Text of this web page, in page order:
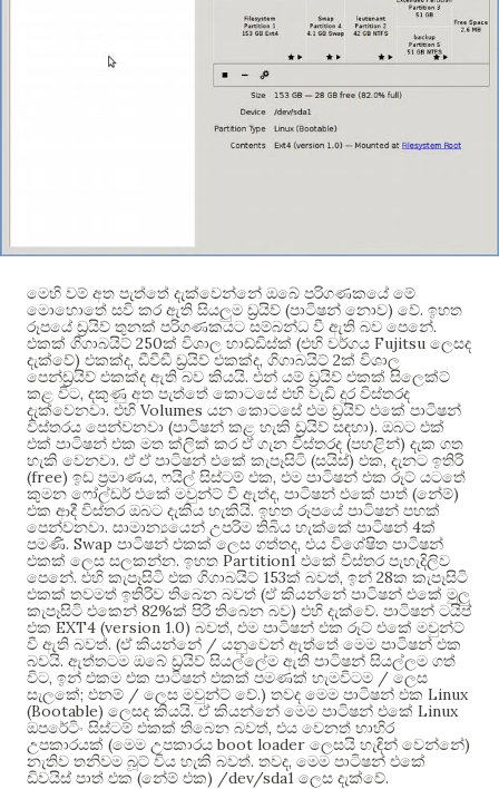
මෙහි වම් අත පැත්තේ දැක්වෙන්නේ ඔබේ පරිගණකයේ මේ
මොහොතේ සවි කර ඇති සියලුම ඩ්‍රයිව් (පාටිෂන් නොව) වේ. ඉහත
රූපයේ ඩ්‍රයිව් තුනක් පරිගණකයට සම්බන්ධ වී ඇති බව පෙනේ.
එකක් ගිගාබයිට් 250ක් විශාල හාඩ්ඩිස්ක් (එහි වර්ගය Fujitsu ලෙසද
දැක්වේ) එකක්ද, ඩීවීඩී ඩ්‍රයිව් එකක්ද, ගිගාබයිට් 2ක් විශාල
පෙන්ඩ්‍රයිව් එකක්ද ඇති බව කියයි. එන් යම් ඩ්‍රයිව් එකක් සිලෙක්ට්
කළ විට, දකුණු අත පැත්තේ කොටසේ එහි වැඩි දුර විස්තරද
දැක්වෙනවා. එහි Volumes යන කොටසේ එම ඩ්‍රයිව් එකේ පාටිෂන්
විස්තරය පෙන්වනවා (පාටිෂන් කළ හැකි ඩ්‍රයිව් සඳහා). ඔබට එක්
එක් පාටිෂන් එක මත ක්ලික් කර ඒ ගැන විස්තරද (පහළින්) දැක ගත
හැකි වෙනවා. ඒ ඒ පාටිෂන් එකේ කැපෑසිටි (සයිස්) එක, දැනට ඉතිරි
(free) ඉඩ ප්‍රමාණය, ෆයිල් සිස්ටම් එක, එම පාටිෂන් එක රූට් යටතේ
කුමන ෆෝල්ඩර් එකේ මවුන්ට් වී ඇත්ද, පාටිෂන් එකේ පාත් (නේම්)
එක ආදී විස්තර ඔබට දැකිය හැකියි. ඉහත රූපයේ පාටිෂන් පහක්
පෙන්වනවා. සාමාන්‍යයෙන් උපරිම තිබිය හැක්කේ පාටිෂන් 4ක්
පමණි. Swap පාටිෂන් එකක් ලෙස ගත්තද, එය විශේෂිත පාටිෂන්
එකක් ලෙස සලකන්න. ඉහත Partition1 එකේ විස්තර පැහැදිලිව
පෙනේ. එහි කැපෑසිටි එක ගිගාබයිට් 153ක් බවත්, ඉන් 28ක කැපෑසිටි
එකක් තවමත් ඉතිරිව තිබෙන බවත් (ඒ කියන්නේ පාටිෂන් එකේ මුලු
කැපෑසිටි එකෙන් 82%ක් පිරී තිබෙන බව) එහි දැක්වේ. පාටිෂන් ටයිප්
එක EXT4 (version 1.0) බවත්, එම පාටිෂන් එක රූට් එකේ මවුන්ට්
වී ඇති බවත්. (ඒ කියන්නේ / යනුවෙන් ඇත්තේ මෙම පාටිෂන් එක
බවයි. ඇත්තටම ඔබේ ඩ්‍රයිව් සියල්ලේම ඇති පාටිෂන් සියල්ලම ගත්
විට, ඉන් එකම එක පාටිෂන් එකක් පමණක් හැමවිටම / ලෙස
සැලකේ; එනම් / ලෙස මවුන්ට් වේ.) තවද මෙම පාටිෂන් එක Linux
(Bootable) ලෙසද කියයි.ඒ කියන්නේ මෙම පාටිෂන් එකේ Linux
ඔපරේටිං සිස්ටම් එකක් තිබෙන බවත්, එය වෙනත් භාහිර
උපකාරයක් (මෙම උපකාරයboot loader ලෙසයි හැඳින් වෙන්නේ)
නැතිව තනිවම බූට් විය හැකි බවත්. තවද, මෙම පාටිෂන් එකේ
ඩිවයිස් පාත් එක (නේම් එක) /dev/sda1 ලෙස දැක්වේ.